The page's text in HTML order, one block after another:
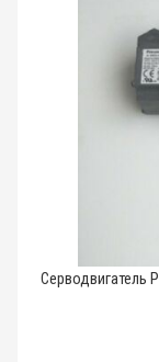
Серводвигатель